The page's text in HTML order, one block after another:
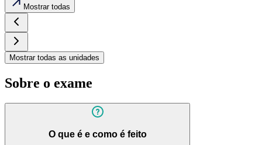
Mostrar todas
Mostrar todas as unidades
Sobre o exame
O que é e como é feito